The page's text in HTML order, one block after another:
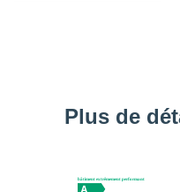
Plus de